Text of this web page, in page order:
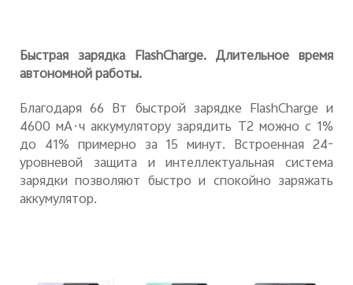
Быстрая зарядка FlashCharge. Длительное время
автономной работы.
Благодаря 66 Вт быстрой зарядке FlashCharge и
4600 мА·ч аккумулятору зарядить T2 можно с 1%
до 41% примерно за 15 минут. Встроенная 24-
уровневой защита и интеллектуальная система
зарядки позволяют быстро и спокойно заряжать
аккумулятор.